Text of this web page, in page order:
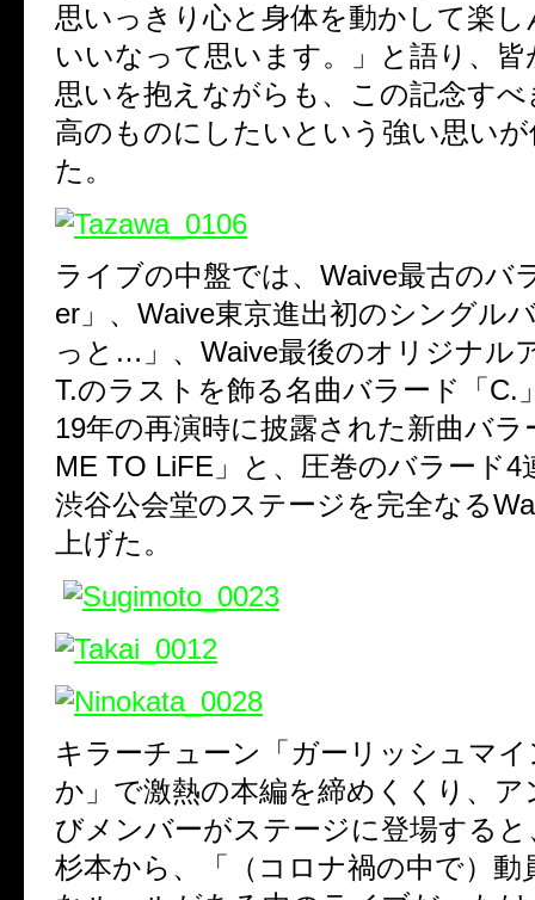
思いっきり心と身体を動かして楽
いいなって思います。」と語り、
思いを抱えながらも、この記念す
高のものにしたいという強い思い
た。
ライブの中盤では、 Waive最古のバ
er 」、 Waive東京進出初のシングル
っと … 」、 Waive最後のオリジナル
T.のラストを飾る名曲バラード「 C.
19年の再演時に披露された新曲バラ
ME TO LiFE 」と、圧巻のバラード4
渋谷公会堂のステージを完全なる
上げた。
キラーチューン「ガーリッシュマ
か」で激熱の本編を締めくくり、ア
びメンバーがステージに登場する
杉本から、「（コロナ禍の中で）動